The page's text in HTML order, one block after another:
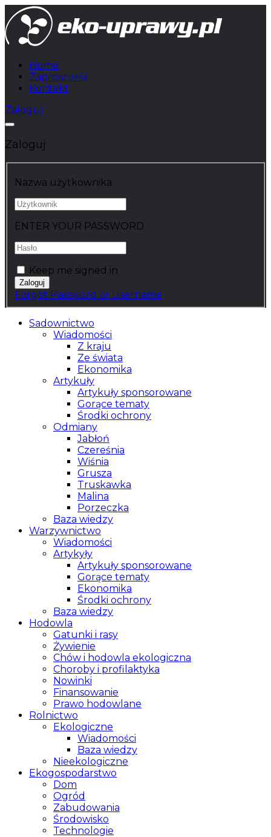
Home
Zaproszenia
Kontakt
Zaloguj
Zaloguj
Nazwa użytkownika
ENTER YOUR PASSWORD
Keep me signed in
Forgot Password or Username
Sadownictwo
Wiadomości
Z kraju
Ze świata
Ekonomika
Artykuły
Artykuły sponsorowane
Gorące tematy
Środki ochrony
Odmiany
Jabłoń
Czereśnia
Wiśnia
Grusza
Truskawka
Malina
Porzeczka
Baza wiedzy
Warzywnictwo
Wiadomości
Artykyły
Artykuły sponsorowane
Gorące tematy
Ekonomika
Środki ochrony
Baza wiedzy
Hodowla
Gatunki i rasy
Żywienie
Chów i hodowla ekologiczna
Choroby i profilaktyka
Nowinki
Finansowanie
Prawo hodowlane
Rolnictwo
Ekologiczne
Wiadomości
Baza wiedzy
Nieekologiczne
Ekogospodarstwo
Dom
Ogród
Zabudowania
Środowisko
Technologie